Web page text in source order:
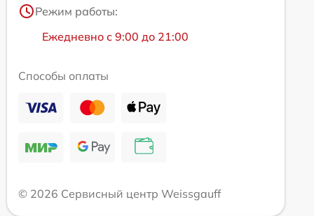
Режим работы:
Ежедневно с 9:00 до 21:00
Способы оплаты
© 2026 Сервисный центр Weissgauff